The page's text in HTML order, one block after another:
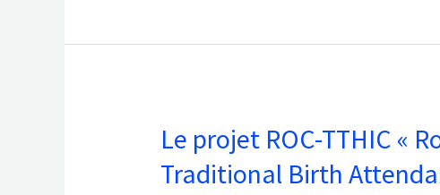
Le projet ROC-TTHIC «
Traditional Birth
Le
projet
ROC-